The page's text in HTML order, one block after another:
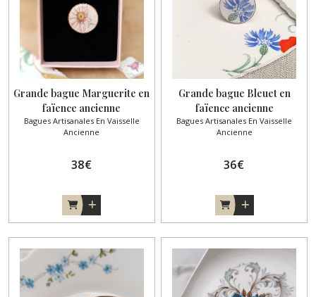
Grande bague Marguerite en
faïence ancienne
L'Amandinoise – Cabochon 22
mm plaqué or
Bagues Artisanales En Vaisselle
Ancienne
38€
Grande bague Bleuet en
faïence ancienne
L'Amandinoise – Cabochon 22
mm
Bagues Artisanales En Vaisselle
Ancienne
36€